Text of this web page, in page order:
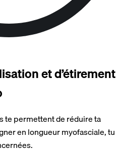
et d’étirement
te permettent de réduire ta
en longueur myofasciale, tu